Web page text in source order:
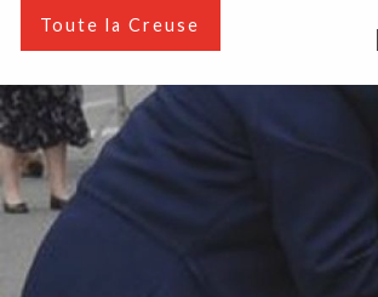
principal
Toute la Creuse